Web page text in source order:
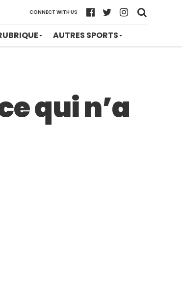
CONNECT WITH US
AUTRES SPORTS
qui n’a